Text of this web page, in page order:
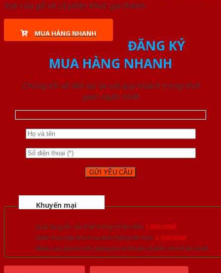
loại cửa gỗ và cả phân khúc giá thành.
MUA HÀNG NHANH
ĐĂNG KÝ
MUA HÀNG NHANH
Chúng tôi sẽ liên lạc lại với quý khách trong thời
gian ngắn nhất
Khuyến mại
Quà tặng đồ nội thất trang trí lên đến 1.000.000đ
Giảm trực tiếp khi mua đơn hàng lớn hơn 3.000.000đ
Nhiều ưu đãi lớn khi đăng ký tài khoản thành viên thân thiết